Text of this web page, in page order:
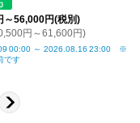
服等へ色移りする場
意下さい。
～56,000円(税別)
円 ～61,600円)
00:00 ～ 2026.08.16 23:00 ※
です